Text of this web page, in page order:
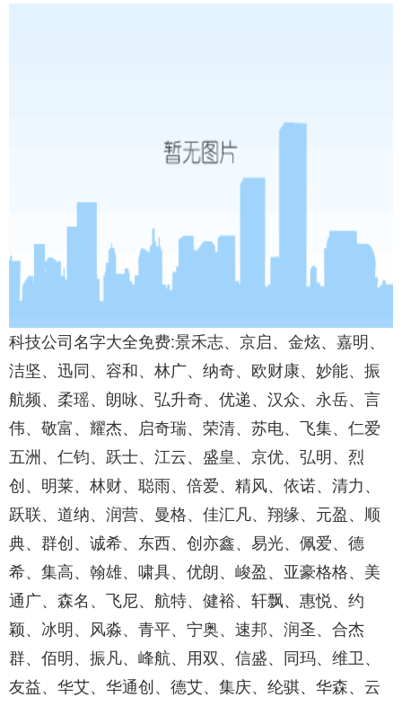
科技公司名字大全免费:景禾志、京启、金炫、嘉明、
洁坚、迅同、容和、林广、纳奇、欧财康、妙能、振
航频、柔瑶、朗咏、弘升奇、优递、汉众、永岳、言
伟、敬富、耀杰、启奇瑞、荣清、苏电、飞集、仁爱
五洲、仁钧、跃士、江云、盛皇、京优、弘明、烈
创、明莱、林财、聪雨、倍爱、精风、依诺、清力、
跃联、道纳、润营、曼格、佳汇凡、翔缘、元盈、顺
典、群创、诚希、东西、创亦鑫、易光、佩爱、德
希、集高、翰雄、啸具、优朗、峻盈、亚豪格格、美
通广、森名、飞尼、航特、健裕、轩飘、惠悦、约
颖、冰明、风淼、青平、宁奥、速邦、润圣、合杰
群、佰明、振凡、峰航、用双、信盛、同玛、维卫、
友益、华艾、华通创、德艾、集庆、纶骐、华森、云